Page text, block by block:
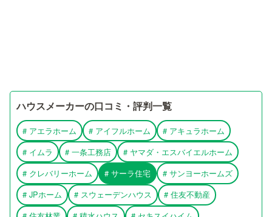
ハウスメーカーの口コミ・評判一覧
# アエラホーム # アイフルホーム # アキュラホーム
# イムラ # 一条工務店 # ヤマダ・エスバイエルホーム
# クレバリーホーム # サーラ住宅 # サンヨーホームズ
# JPホーム # スウェーデンハウス # 住友不動産